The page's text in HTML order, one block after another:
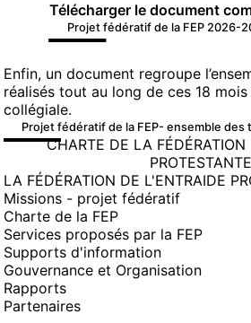
Télécharger le document
Projet fédératif de la FEP 2026-
Enfin, un document regroupe
réalisés tout au long de ces 18
collégiale.
Projet fédératif de la FEP- ensemble des
CHARTE DE LA FÉDÉRATION
PROTESTANTE
LA FÉDÉRATION DE L'ENTRAIDE
Missions - projet fédératif
Charte de la FEP
Services proposés par la FEP
Supports d'information
Gouvernance et Organisation
Rapports
Partenaires